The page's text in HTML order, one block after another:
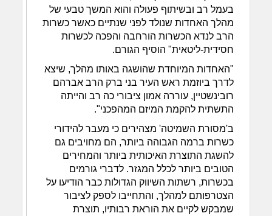
בעמל רב ובשיתוף פעולה והוא המשך טבעי של
מהלך האחדות שנולד לפני שנתיים כאשר כשרות
הרב לנדא הכשרות הורחבה והפכה לכשרות
חסידית-ליטאית" הוסיף הגורם.
"האחדות המיוחדת שהושגה באותו מהלך, שיצא
לדרך ביוזמת ראש העיר בני ברק הרב אברהם
רובינשטיין, עוררה אמון ציבורי כה רב והייתה
התשתית להקמת המיזם המהפכני".
ב'מסורת השמיטה' מצהירים כי מעבר להידורי
כשרות ברמה הגבוהה ביותר, הם מחויבים גם
להשגת התוצרת האיכותית ביותר והמחירים
הטובים ביותר לכלל המגזר. לדברי גורמים
בכשרות, רשתות השיווק הגדולות כבר הודיעו על
הצטרפותם למהלך, והתחייבו לספק לציבור
שמבקש לקיים את הוראת רבותיו, תוצרת